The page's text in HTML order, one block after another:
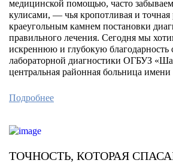
медицинской помощью, часто забываем
кулисами, — чья кропотливая и точная
краеугольным камнем постановки
правильного лечения. Сегодня мы
искреннюю и глубокую благодарность
лабораторной диагностики ОГБУЗ
центральная районная больница
Подробнее
ТОЧНОСТЬ, КОТОРАЯ